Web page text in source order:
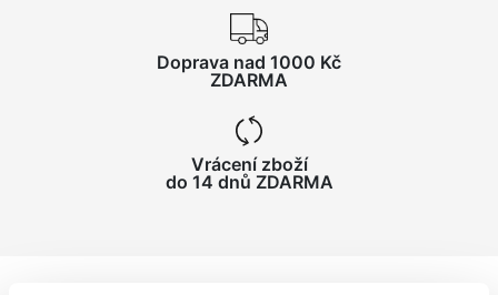
Doprava nad 1000 Kč
ZDARMA
Vrácení zboží
do 14 dnů ZDARMA